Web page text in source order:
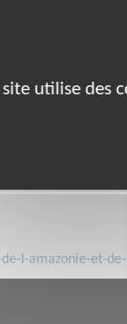
produit par
de Mère
AGMN-
l-amazonie-et-
site utilise des